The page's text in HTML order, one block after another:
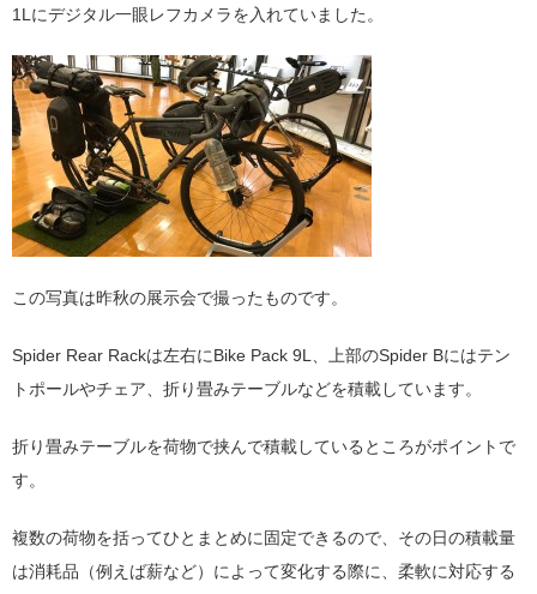
1Lにデジタル一眼レフカメラを入れていました。
この写真は昨秋の展示会で撮ったものです。
Spider Rear Rackは左右にBike Pack 9L、上部のSpider Bにはテン
トポールやチェア、折り畳みテーブルなどを積載しています。
折り畳みテーブルを荷物で挟んで積載しているところがポイントで
す。
複数の荷物を括ってひとまとめに固定できるので、その日の積載量
は消耗品（例えば薪など）によって変化する際に、柔軟に対応する